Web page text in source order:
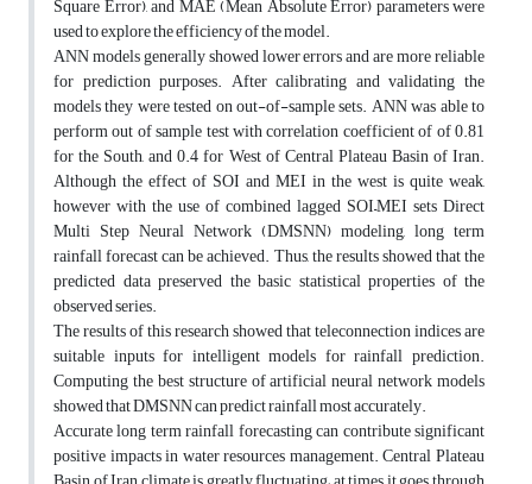
Square Error), and MAE (Mean Absolute Error) parameters were
used to explore the efficiency of the model.
ANN models generally showed lower errors and are more reliable
for prediction purposes. After calibrating and validating the
models they were tested on out-of-sample sets. ANN was able to
perform out of sample test with correlation coefficient of of 0.81
for the South, and 0.4 for West of Central Plateau Basin of Iran.
Although the effect of SOI and MEI in the west is quite weak,
however with the use of combined lagged SOI–MEI sets Direct
Multi Step Neural Network (DMSNN) modeling, long term
rainfall forecast can be achieved. Thus, the results showed that the
predicted data preserved the basic statistical properties of the
observed series.
The results of this research showed that teleconnection indices are
suitable inputs for intelligent models for rainfall prediction.
Computing the best structure of artificial neural network models
showed that DMSNN can predict rainfall most accurately.
Accurate long term rainfall forecasting can contribute significant
positive impacts in water resources management. Central Plateau